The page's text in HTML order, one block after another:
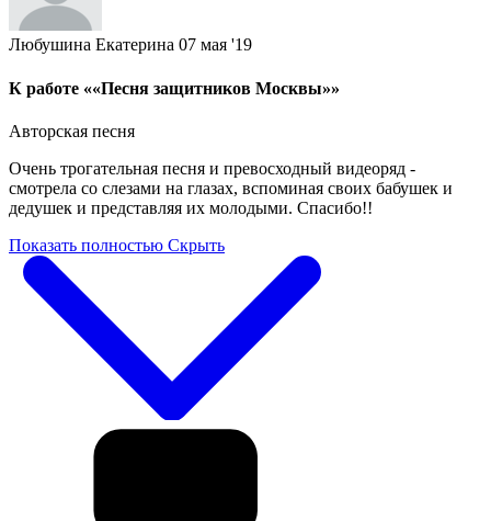
Любушина Екатерина 07 мая '19
К работе ««Песня защитников Москвы»»
Авторская песня
Очень трогательная песня и превосходный видеоряд -
смотрела со слезами на глазах, вспоминая своих бабушек и
дедушек и представляя их молодыми. Спасибо!!
Показать полностью Скрыть